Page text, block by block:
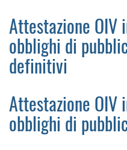
Attestazione OIV
obblighi di
definitivi
Attestazione OIV
obblighi di